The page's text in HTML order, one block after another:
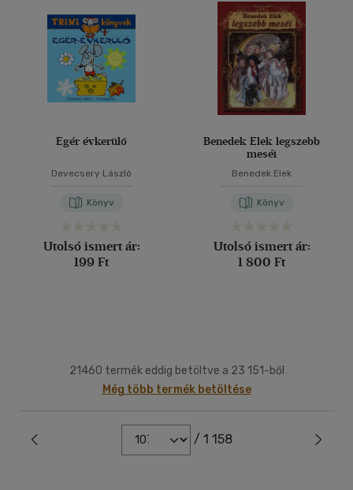
Egér évkerülő
Devecsery László
Könyv
Utolsó ismert ár:
199 Ft
Benedek Elek legszebb
meséi
Benedek Elek
Könyv
Utolsó ismert ár:
1 800 Ft
21460 termék eddig betöltve a 23 151-ből
Még több termék betöltése
/ 1 158